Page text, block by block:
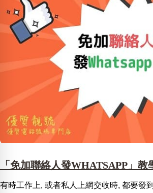
「免加聯絡人發WHATSAPP」教
有時工作上, 或者私人上網交收時, 都要發